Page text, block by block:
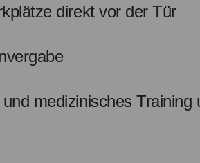
direkt vor der Tür
medizinisches Training